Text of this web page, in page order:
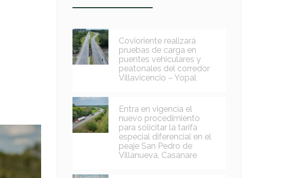
Covioriente realizará
pruebas de carga en
puentes vehiculares y
peatonales del corredor
Villavicencio – Yopal
Entra en vigencia el
nuevo procedimiento
para solicitar la tarifa
especial diferencial en el
peaje San Pedro de
Villanueva, Casanare